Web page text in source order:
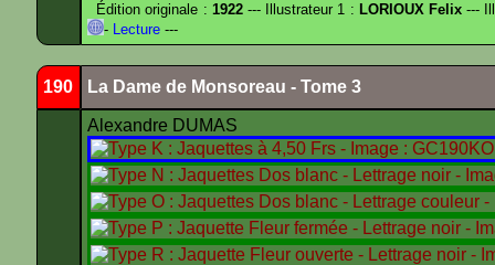
Édition originale : 1922--- Illustrateur 1 : LORIOUX Felix---
- Lecture ---
190 La Dame de Monsoreau - Tome 3
Alexandre DUMAS